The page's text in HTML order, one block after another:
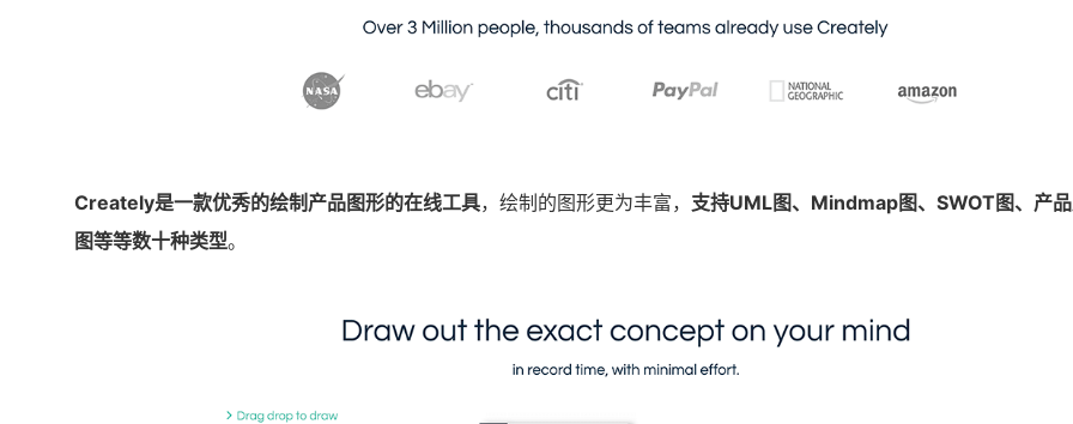
Creately是一款优秀的绘制产品图形的在线工具，绘制的图形更为丰富， 支持UML图、Mindmap图、SWOT图、产
图等等数十种类型。